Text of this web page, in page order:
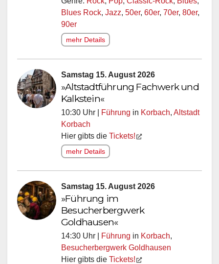
Blues Rock, Jazz, 50er, 60er, 70er, 80er,
90er
mehr Details
Samstag 15. August 2026
»Altstadtführung Fachwerk und
Kalkstein«
10:30 Uhr | Führung in Korbach, Altstadt
Korbach
Hier gibts die Tickets!
mehr Details
Samstag 15. August 2026
»Führung im
Besucherbergwerk
Goldhausen«
14:30 Uhr | Führung in Korbach,
Besucherbergwerk Goldhausen
Hier gibts die Tickets!